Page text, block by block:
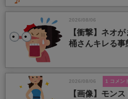
2026/08/06
【衝撃】ネオ
桶さんキレる事
2026/08/06 1 コメン
【画像】モン